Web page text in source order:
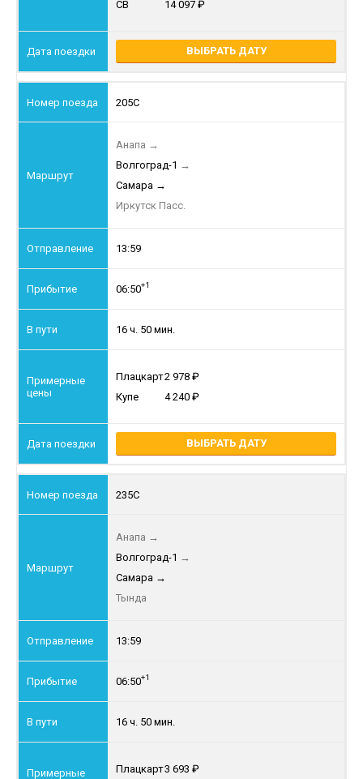
СВ
14 097
ВЫБРАТЬ ДАТУ
205С
Анапа →
Волгоград-1 →
Самара →
Иркутск Пасс.
13:59
06:50+1
16 ч. 50 мин.
Плацкарт2 978
Купе
4 240
ВЫБРАТЬ ДАТУ
235С
Анапа →
Волгоград-1 →
Самара →
Тында
13:59
06:50+1
16 ч. 50 мин.
Плацкарт3 693